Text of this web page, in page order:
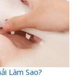
Làm Sao?